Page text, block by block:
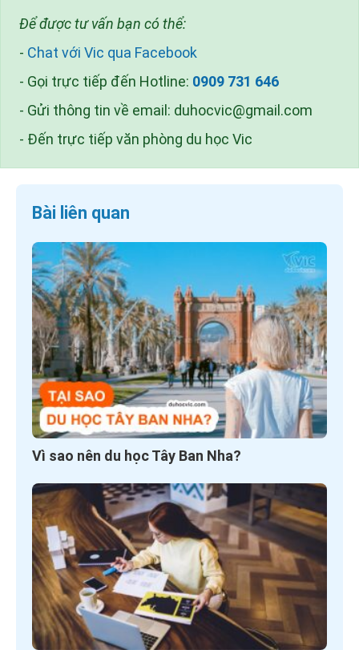
Để được tư vấn bạn có thể:
- Chat với Vic qua Facebook
- Gọi trực tiếp đến Hotline: 0909 731 646
- Gửi thông tin về email: duhocvic@gmail.com
- Đến trực tiếp văn phòng du học Vic
Bài liên quan
Vì sao nên du học Tây Ban Nha?